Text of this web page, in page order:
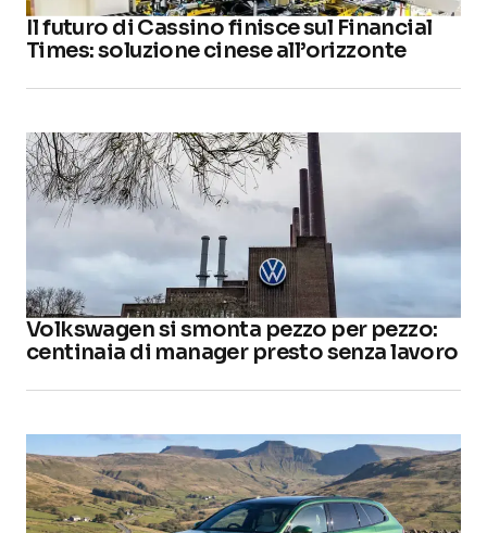
Il futuro di Cassino finisce sul Financial
Times: soluzione cinese all’orizzonte
Volkswagen si smonta pezzo per pezzo:
centinaia di manager presto senza lavoro